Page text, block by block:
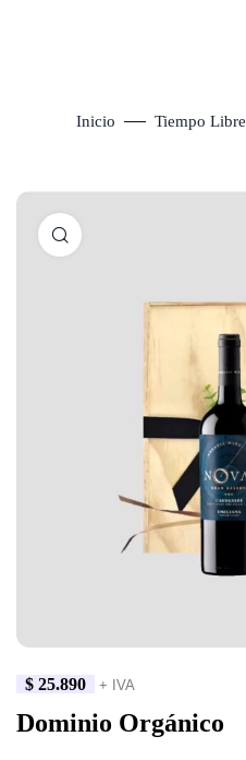
Inicio Tiempo Libre
$ 25.890 + IVA
Dominio Orgánico